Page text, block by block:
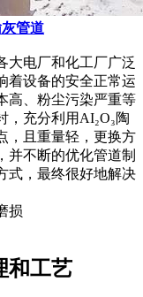
管道
大电厂和化工厂广泛
着设备的安全正常运
高、粉尘污染严重等
，充分利用AI₂O₃陶
，且重量轻，更换方
并不断的优化管道制
式，最终很好地解决
损
和工艺